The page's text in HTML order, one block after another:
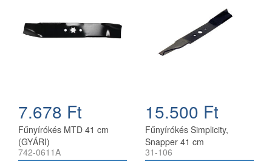
7.678 Ft
Fűnyírókés MTD 41 cm
(GYÁRI)
742-0611A
15.500 Ft
Fűnyírókés Simplicity,
Snapper 41 cm
(1704856SM)
31-106